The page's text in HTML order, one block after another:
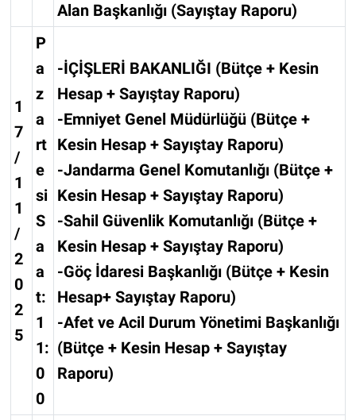
Alan Başkanlığı (Sayıştay Raporu)
1
7
/
1
1
/
2
0
2
5
P
a
z
a
rt
e
si
S
a
a
t:
1
1:
0
0
-İÇİŞLERİ BAKANLIĞI (Bütçe + Kesin
Hesap + Sayıştay Raporu)
-Emniyet Genel Müdürlüğü (Bütçe +
Kesin Hesap + Sayıştay Raporu)
-Jandarma Genel Komutanlığı (Bütçe +
Kesin Hesap + Sayıştay Raporu)
-Sahil Güvenlik Komutanlığı (Bütçe +
Kesin Hesap + Sayıştay Raporu)
-Göç İdaresi Başkanlığı (Bütçe + Kesin
Hesap+ Sayıştay Raporu)
-Afet ve Acil Durum Yönetimi Başkanlığı
(Bütçe + Kesin Hesap + Sayıştay
Raporu)